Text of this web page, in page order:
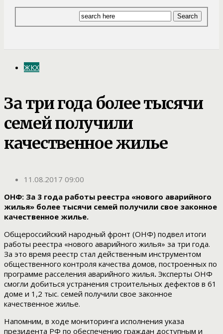
ЖКХ
За три года более тысячи
семей получили
качественное жилье
11.08.2017 09:00
ОНФ: За 3 года работы реестра «нового аварийного
жилья» более тысячи семей получили свое законное
качественное жилье.
Общероссийский народный фронт (ОНФ) подвел итоги
работы реестра «нового аварийного жилья» за три года.
За это время реестр стал действенным инструментом
общественного контроля качества домов, построенных по
программе расселения аварийного жилья. Эксперты ОНФ
смогли добиться устранения строительных дефектов в 61
доме и 1,2 тыс. семей получили свое законное
качественное жилье.
Напомним, в ходе мониторинга исполнения указа
президента РФ по обеспечению граждан доступным и